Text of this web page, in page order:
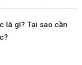
là gì? Tại sao cần